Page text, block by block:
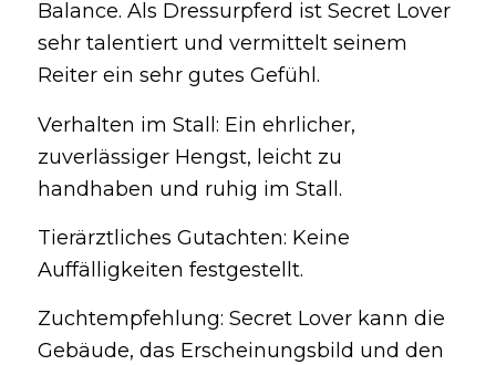
Balance. Als Dressurpferd ist Secret Lover
sehr talentiert und vermittelt seinem
Reiter ein sehr gutes Gefühl.
Verhalten im Stall: Ein ehrlicher,
zuverlässiger Hengst, leicht zu
handhaben und ruhig im Stall.
Tierärztliches Gutachten: Keine
Auffälligkeiten festgestellt.
Zuchtempfehlung: Secret Lover kann die
Gebäude, das Erscheinungsbild und den